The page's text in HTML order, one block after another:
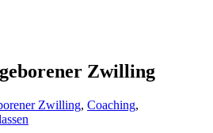
Zwilling
Zwilling, Coaching,